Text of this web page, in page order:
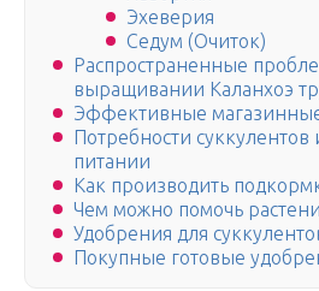
Эхеверия
Седум (Очиток)
Распространенные
выращивании Каланхоэ
Эффективные
Потребности суккулентов
питании
Как производить
Чем можно помочь
Удобрения для
Покупные готовые